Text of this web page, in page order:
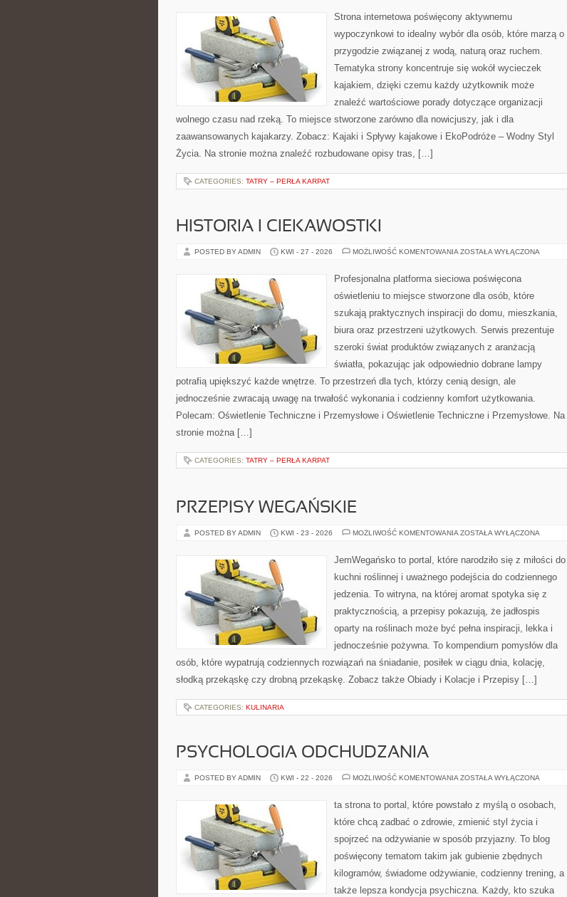
Strona internetowa poświęcony aktywnemu
wypoczynkowi to idealny wybór dla osób, które marzą o
przygodzie związanej z wodą, naturą oraz ruchem.
Tematyka strony koncentruje się wokół wycieczek
kajakiem, dzięki czemu każdy użytkownik może
znaleźć wartościowe porady dotyczące organizacji
wolnego czasu nad rzeką. To miejsce stworzone zarówno dla nowicjuszy, jak i dla
zaawansowanych kajakarzy. Zobacz: Kajaki i Spływy kajakowe i EkoPodróże – Wodny Styl
Życia. Na stronie można znaleźć rozbudowane opisy tras, […]
CATEGORIES: TATRY – PERŁA KARPAT
HISTORIA I CIEKAWOSTKI
POSTED BY ADMIN KWI - 27 - 2026 MOŻLIWOŚĆ KOMENTOWANIA HISTORIA
ZOSTAŁA WYŁĄCZONA
Profesjonalna platforma sieciowa poświęcona
oświetleniu to miejsce stworzone dla osób, które
szukają praktycznych inspiracji do domu, mieszkania,
biura oraz przestrzeni użytkowych. Serwis prezentuje
szeroki świat produktów związanych z aranżacją
światła, pokazując jak odpowiednio dobrane lampy
potrafią upiększyć każde wnętrze. To przestrzeń dla tych, którzy cenią design, ale
jednocześnie zwracają uwagę na trwałość wykonania i codzienny komfort użytkowania.
Polecam: Oświetlenie Techniczne i Przemysłowe i Oświetlenie Techniczne i Przemysłowe. Na
stronie można […]
CATEGORIES: TATRY – PERŁA KARPAT
PRZEPISY WEGAŃSKIE
POSTED BY ADMIN KWI - 23 - 2026 MOŻLIWOŚĆ KOMENTOWANIA PRZEPISY
ZOSTAŁA WYŁĄCZONA
JemWegańsko to portal, które narodziło się z miłości do
kuchni roślinnej i uważnego podejścia do codziennego
jedzenia. To witryna, na której aromat spotyka się z
praktycznością, a przepisy pokazują, że jadłospis
oparty na roślinach może być pełna inspiracji, lekka i
jednocześnie pożywna. To kompendium pomysłów dla
osób, które wypatrują codziennych rozwiązań na śniadanie, posiłek w ciągu dnia, kolację,
słodką przekąskę czy drobną przekąskę. Zobacz także Obiady i Kolacje i Przepisy […]
CATEGORIES: KULINARIA
PSYCHOLOGIA ODCHUDZANIA
POSTED BY ADMIN KWI - 22 - 2026 MOŻLIWOŚĆ KOMENTOWANIA PSYCHOLOGIA
ZOSTAŁA WYŁĄCZONA
ta strona to portal, które powstało z myślą o osobach,
które chcą zadbać o zdrowie, zmienić styl życia i
spojrzeć na odżywianie w sposób przyjazny. To blog
poświęcony tematom takim jak gubienie zbędnych
kilogramów, świadome odżywianie, codzienny trening, a
także lepsza kondycja psychiczna. Każdy, kto szuka